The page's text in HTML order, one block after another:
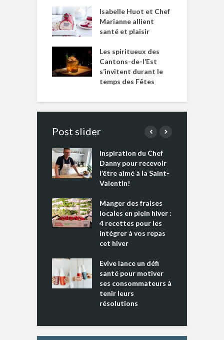
Isabelle Huot et Chef
Marianne allient
santé et plaisir
Les spiritueux des
Cantons-de-l’Est
s’invitent durant le
temps des Fêtes
Post slider
Inspiration du Chef
Danny pour recevoir
l’être aimé à la Saint-
Valentin!
Manger des fraises
locales en plein hiver :
4 recettes pour les
intégrer à vos repas
cet hiver
Evive lance un défi
santé pour motiver
ses consommateurs à
tenir leurs
résolutions